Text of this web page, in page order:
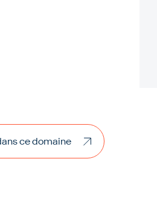
ce domaine
ce domaine